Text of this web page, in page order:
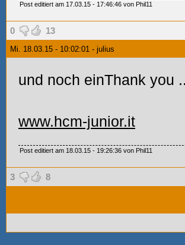
Post editiert am 17.03.15 - 17:46:46 von Phil11
0 13
Mi. 18.03.15 - 10:02:01 - julius
und noch einThank you
www.hcm-junior.it
Post editiert am 18.03.15 - 19:26:36 von Phil11
3 8